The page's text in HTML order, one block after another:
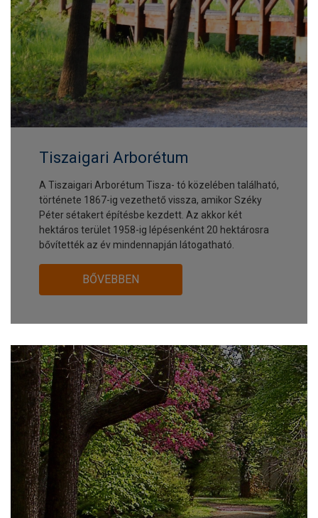
Tiszaigari Arborétum
A Tiszaigari Arborétum Tisza- tó közelében található,
története 1867-ig vezethető vissza, amikor Széky
Péter sétakert építésbe kezdett. Az akkor két
hektáros terület 1958-ig lépésenként 20 hektárosra
bővítették az év mindennapján látogatható.
BŐVEBBEN